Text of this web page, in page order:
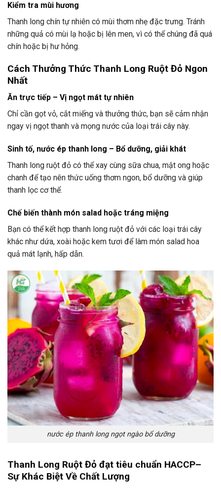
Kiểm tra mùi hương
Thanh long chín tự nhiên có mùi thơm nhẹ đặc trưng. Tránh
những quả có mùi lạ hoặc bị lên men, vì có thể chúng đã quá
chín hoặc bị hư hỏng.
Cách Thưởng Thức Thanh Long Ruột Đỏ Ngon
Nhất
Ăn trực tiếp – Vị ngọt mát tự nhiên
Chỉ cần gọt vỏ, cắt miếng và thưởng thức, bạn sẽ cảm nhận
ngay vị ngọt thanh và mọng nước của loại trái cây này.
Sinh tố, nước ép thanh long – Bổ dưỡng, giải khát
Thanh long ruột đỏ có thể xay cùng sữa chua, mật ong hoặc
chanh để tạo nên thức uống thơm ngon, bổ dưỡng và giúp
thanh lọc cơ thể.
Chế biến thành món salad hoặc tráng miệng
Bạn có thể kết hợp thanh long ruột đỏ với các loại trái cây
khác như dứa, xoài hoặc kem tươi để làm món salad hoa
quả mát lạnh, hấp dẫn.
nước ép thanh long ngọt ngào bổ dưỡng
Thanh Long Ruột Đỏ đạt tiêu chuẩn HACCP–
Sự Khác Biệt Về Chất Lượng